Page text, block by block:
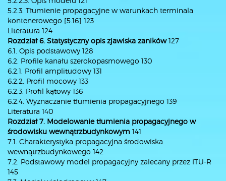
5.2.3. Tłumienie propagacyjne w warunkach terminala
kontenerowego [5.16] 123
Literatura 124
Rozdział 6. Statystyczny opis zjawiska zaników127
6.1. Opis podstawowy 128
6.2. Profile kanału szerokopasmowego 130
6.2.1. Profil amplitudowy 131
6.2.2. Profil mocowy 133
6.2.3. Profil kątowy 136
6.2.4. Wyznaczanie tłumienia propagacyjnego 139
Literatura 140
Rozdział 7. Modelowanie tłumienia propagacyjnego w
środowisku wewnątrzbudynkowym 141
7.1. Charakterystyka propagacyjna środowiska
wewnątrzbudynkowego 142
7.2. Podstawowy model propagacyjny zalecany przez ITU-R
145